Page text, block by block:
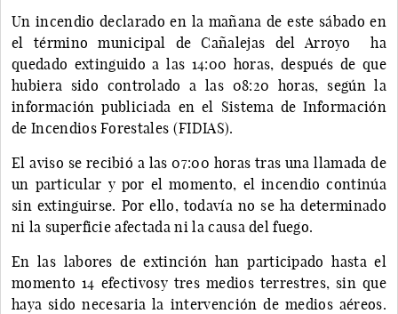
Un incendio declarado en la mañana de este sábado en
el término municipal de Cañalejas del Arroyo ha
quedado extinguido a las 14:00 horas, después de que
hubiera sido controlado a las 08:20 horas, según la
información publiciada en el Sistema de Información
de Incendios Forestales (FIDIAS).
El aviso se recibió a las 07:00 horas tras una llamada de
un particular y por el momento, el incendio continúa
sin extinguirse. Por ello, todavía no se ha determinado
ni la superficie afectada ni la causa del fuego.
En las labores de extinción han participado hasta el
momento 14 efectivosy tres medios terrestres, sin que
haya sido necesaria la intervención de medios aéreos.